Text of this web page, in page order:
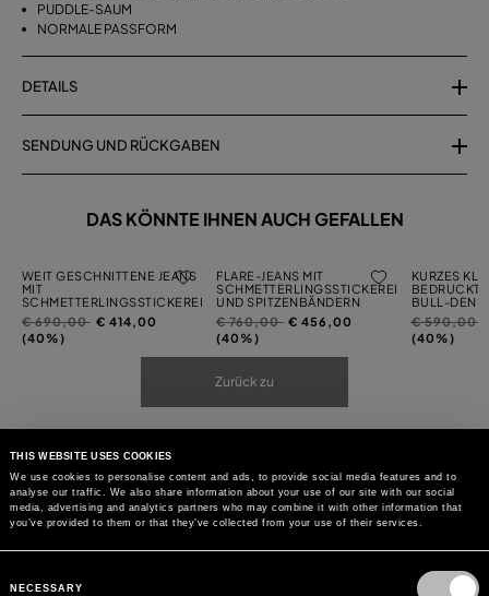
THIS WEBSITE USES COOKIES
We use cookies to personalise content and ads, to provide social media features and to
analyse our traffic. We also share information about your use of our site with our social
media, advertising and analytics partners who may combine it with other information that
you’ve provided to them or that they’ve collected from your use of their services.
Selection
NECESSARY
PUDDLE-SAUM
NORMALE PASSFORM
DETAILS
SENDUNG UND RÜCKGABEN
DAS KÖNNTE IHNEN AUCH GEFALLEN
WEIT GESCHNITTENE JEANS
MIT
SCHMETTERLINGSSTICKEREI
Preis
reduziert
€ 690,00auf
€ 414,00
(40%)
FLARE-JEANS MIT
SCHMETTERLINGSSTICKEREI
UND SPITZENBÄNDERN
Preis
reduziert
€ 760,00auf
€ 456,00
(40%)
KURZES
BULL-
Preis
reduziert
€ 590,00
(40%)
Zurück zu